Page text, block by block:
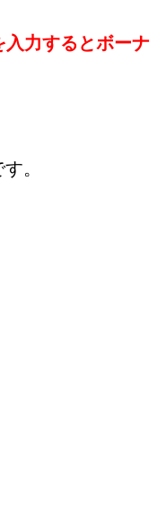
力するとボーナ
。